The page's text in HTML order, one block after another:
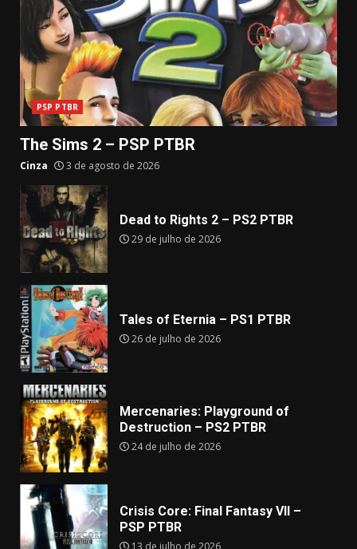
PSP PTBR
The Sims 2 – PSP PTBR
Cinza 3 de agosto de 2026
Dead to Rights 2 – PS2 PTBR
29 de julho de 2026
Tales of Eternia – PS1 PTBR
26 de julho de 2026
Mercenaries: Playground of
Destruction – PS2 PTBR
24 de julho de 2026
Crisis Core: Final Fantasy VII –
PSP PTBR
13 de julho de 2026